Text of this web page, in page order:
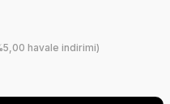
havale indirimi)